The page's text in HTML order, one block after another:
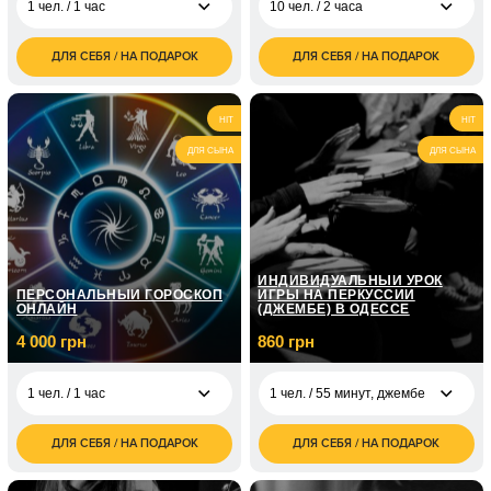
1 чел. / 1 час
1 500
грн
2 чел. / 1 час
3 000
грн
1 чел. / абонемент на
месяц занятий
6 000
грн
1 чел. / 1 час
(подростки)
1 000
грн
ДЛЯ СЕБЯ / НА ПОДАРОК
10 чел. / 2 часа
5 000
грн
ДЛЯ СЕБЯ / НА ПОДАРОК
HIT
ДЛЯ СЫНА
ПЕРСОНАЛЬНЫЙ ГОРОСКОП
ОНЛАЙН
4 000 грн
1 чел. / 1 час
4 000
грн
ДЛЯ СЕБЯ / НА ПОДАРОК
HIT
ДЛЯ СЫНА
ИНДИВИДУАЛЬНЫЙ УРОК
ИГРЫ НА ПЕРКУССИИ
(ДЖЕМБЕ) В ОДЕССЕ
860 грн
1 чел. / 55 минут, джембе
1 чел. / 55 минут,
джембе
грн
ДЛЯ СЕБЯ / НА ПОДАРОК